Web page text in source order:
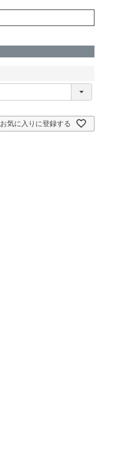
お気に入りに登録する